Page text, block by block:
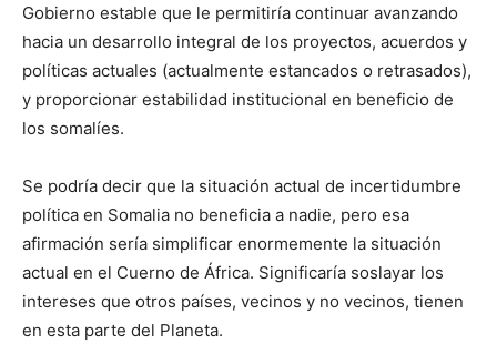
Gobierno estable que le permitiría continuar avanzando
hacia un desarrollo integral de los proyectos, acuerdos y
políticas actuales (actualmente estancados o retrasados),
y proporcionar estabilidad institucional en beneficio de
los somalíes.
Se podría decir que la situación actual de incertidumbre
política en Somalia no beneficia a nadie, pero esa
afirmación sería simplificar enormemente la situación
actual en el Cuerno de África. Significaría soslayar los
intereses que otros países, vecinos y no vecinos, tienen
en esta parte del Planeta.